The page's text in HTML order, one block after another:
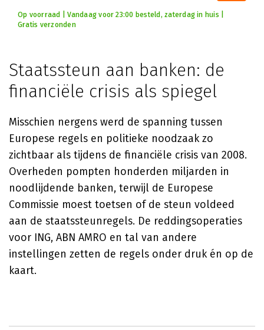
Op voorraad | Vandaag voor 23:00 besteld, zaterdag in huis |
Gratis verzonden
Staatssteun aan banken: de
financiële crisis als spiegel
Misschien nergens werd de spanning tussen
Europese regels en politieke noodzaak zo
zichtbaar als tijdens de financiële crisis van 2008.
Overheden pompten honderden miljarden in
noodlijdende banken, terwijl de Europese
Commissie moest toetsen of de steun voldeed
aan de staatssteunregels. De reddingsoperaties
voor ING, ABN AMRO en tal van andere
instellingen zetten de regels onder druk én op de
kaart.